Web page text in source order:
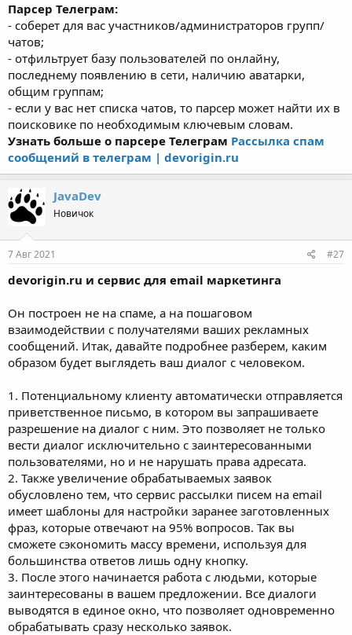
Парсер Телеграм:
- соберет для вас участников/администраторов групп/
чатов;
- отфильтрует базу пользователей по онлайну,
последнему появлению в сети, наличию аватарки,
общим группам;
- если у вас нет списка чатов, то парсер может найти их в
поисковике по необходимым ключевым словам.
Узнать больше о парсере Телеграм Рассылка спам
сообщений в телеграм | devorigin.ru
JavaDev
Новичок
7 Авг 2021 #27
devorigin.ru и сервис для email маркетинга
Он построен не на спаме, а на пошаговом
взаимодействии с получателями ваших рекламных
сообщений. Итак, давайте подробнее разберем, каким
образом будет выглядеть ваш диалог с человеком.
1. Потенциальному клиенту автоматически отправляется
приветственное письмо, в котором вы запрашиваете
разрешение на диалог с ним. Это позволяет не только
вести диалог исключительно с заинтересованными
пользователями, но и не нарушать права адресата.
2. Также увеличение обрабатываемых заявок
обусловлено тем, что сервис рассылки писем на email
имеет шаблоны для настройки заранее заготовленных
фраз, которые отвечают на 95% вопросов. Так вы
сможете сэкономить массу времени, используя для
большинства ответов лишь одну кнопку.
3. После этого начинается работа с людьми, которые
заинтересованы в вашем предложении. Все диалоги
выводятся в единое окно, что позволяет одновременно
обрабатывать сразу несколько заявок.